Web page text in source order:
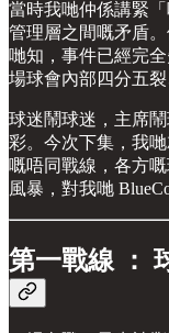
當時我哋仲係講緊
管理層之間嘅矛盾
哋知，事件已經完
場球會內部四分五
球迷鬧球迷，主席
彩。今次下集，我
嘅唔同戰線，各方
風暴，對我哋
第一戰線 ：